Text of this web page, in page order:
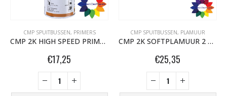
CMP SPUITBUSSEN, PRIMERS
CMP 2K HIGH SPEED PRIMER 200ML
€17,25
CMP SPUITBUSSEN, PLAMUUR
CMP 2K SOFTPLAMUUR 2 KG
€25,35